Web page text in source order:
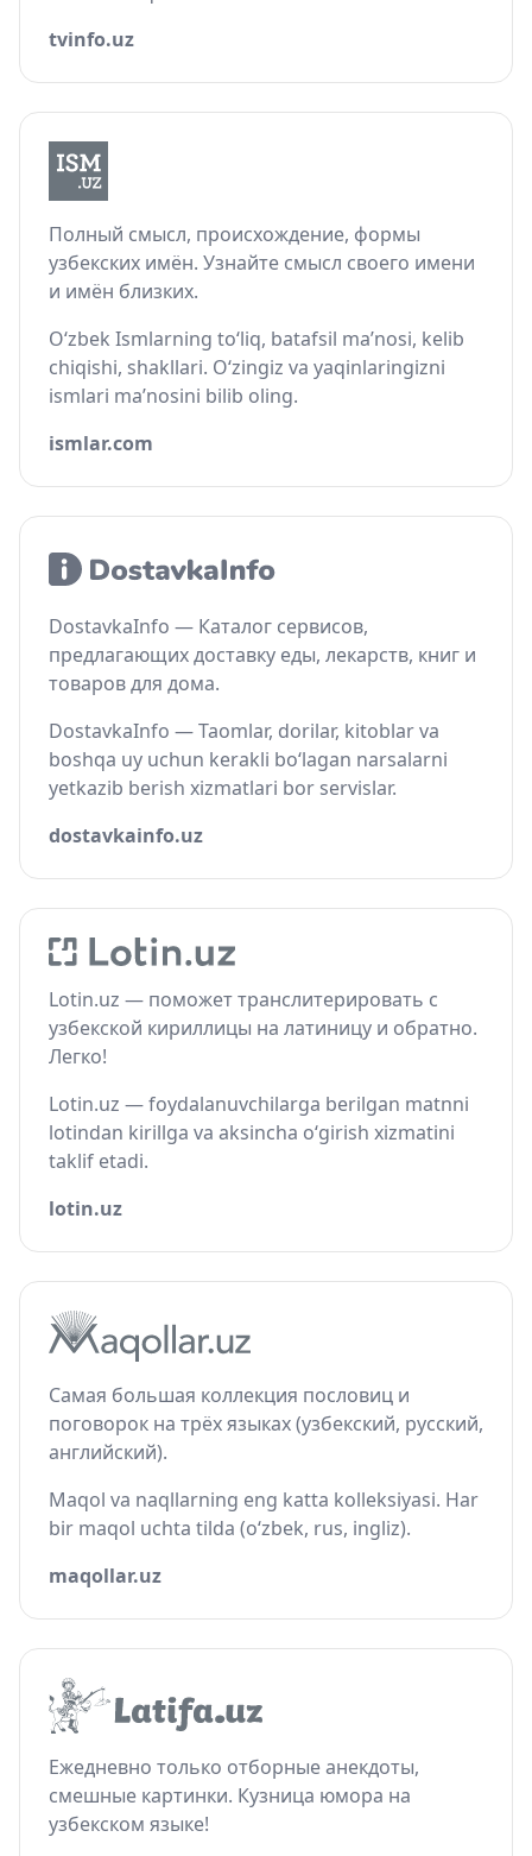
tvinfo.uz
Полный смысл, происхождение, формы
узбекских имён. Узнайте смысл своего имени
и имён близких.
O‘zbek Ismlarning to‘liq, batafsil ma’nosi, kelib
chiqishi, shakllari. O‘zingiz va yaqinlaringizni
ismlari ma’nosini bilib oling.
ismlar.com
DostavkaInfo — Каталог сервисов,
предлагающих доставку еды, лекарств, книг и
товаров для дома.
DostavkaInfo — Taomlar, dorilar, kitoblar va
boshqa uy uchun kerakli bo‘lagan narsalarni
yetkazib berish xizmatlari bor servislar.
dostavkainfo.uz
Lotin.uz — поможет транслитерировать с
узбекской кириллицы на латиницу и обратно.
Легко!
Lotin.uz — foydalanuvchilarga berilgan matnni
lotindan kirillga va aksincha o‘girish xizmatini
taklif etadi.
lotin.uz
Самая большая коллекция пословиц и
поговорок на трёх языках (узбекский, русский,
английский).
Maqol va naqllarning eng katta kolleksiyasi. Har
bir maqol uchta tilda (o‘zbek, rus, ingliz).
maqollar.uz
Ежедневно только отборные анекдоты,
смешные картинки. Кузница юмора на
узбекском языке!